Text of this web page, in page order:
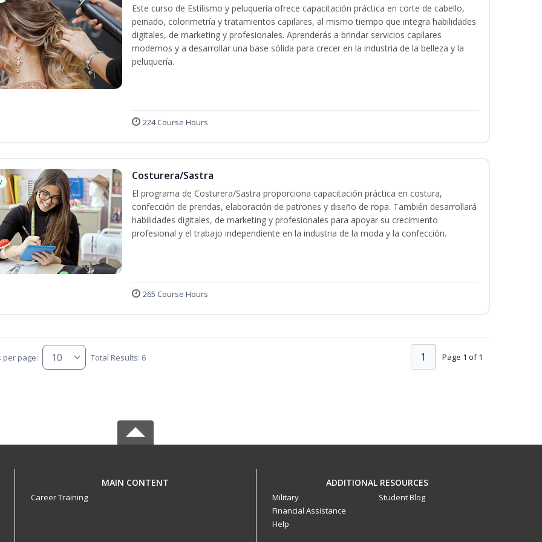
Este curso de Estilismo y peluquería ofrece capacitación práctica en corte de cabello,
peinado, colorimetría y tratamientos capilares, al mismo tiempo que integra habilidades
digitales, de marketing y profesionales. Aprenderás a brindar servicios capilares
modernos y a desarrollar una base sólida para crecer en la industria de la belleza y la
peluquería.
224 Course Hours
Costurera/Sastra
El programa de Costurera/Sastra proporciona capacitación práctica en costura,
confección de prendas, elaboración de patrones y diseño de ropa. También desarrollará
habilidades digitales, de marketing y profesionales para apoyar su crecimiento
profesional y el trabajo independiente en la industria de la moda y la confección.
265 Course Hours
per page: Total Results: 6 Page 1 of 1
1
MAIN CONTENT
Career Training
ADDITIONAL RESOURCES
Military
Financial Assistance
Help
Student Blog